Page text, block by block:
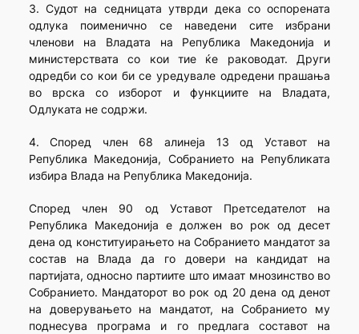
3. Судот на седницата утврди дека со оспорената
одлука поименично се наведени сите избрани
членови на Владата на Република Македонија и
министерствата со кои тие ќе раководат. Други
одредби со кои би се уредувале одредени прашања
во врска со изборот и функциите на Владата,
Одлуката не содржи.
4. Според член 68 алинеја 13 од Уставот на
Република Македонија, Собранието на Републиката
избира Влада на Република Македонија.
Според член 90 од Уставот Претседателот на
Република Македонија е должен во рок од десет
дена од конституирањето на Собранието мандатот за
состав на Влада да го довери на кандидат на
партијата, односно партиите што имаат мнозинство во
Собранието. Мандаторот во рок од 20 дена од денот
на доверувањето на мандатот, на Собранието му
поднесува програма и го предлага составот на